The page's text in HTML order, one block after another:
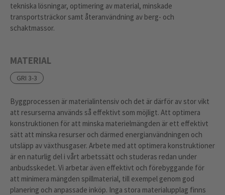
tekniska lösningar, optimering av material, minskade
transportsträckor samt återanvändning av berg- och
schaktmassor.
MATERIAL
GRI 3-3
Byggprocessen är materialintensiv och det är därför av stor vikt
att resurserna används så effektivt som möjligt. Att optimera
konstruktionen för att minska materielmängden är ett effektivt
sätt att minska resurser och därmed energianvändningen och
utsläpp av växthusgaser. Arbete med att optimera konstruktioner
är en naturlig del i vårt arbetssätt och studeras redan under
anbudsskedet. Vi arbetar även effektivt och förebyggande för
att minimera mängden spillmaterial, till exempel genom god
planering och anpassade inköp. Inga stora materialupplag finns